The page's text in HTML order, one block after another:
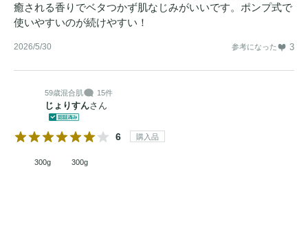
癒される香りでベタつかず肌なじみがいいです。ポンプ式で
使いやすいのが続けやすい！
2026/5/30 参考になった 3
59歳混合肌 15件
じょりすんさん
6 購入品
300g 300g